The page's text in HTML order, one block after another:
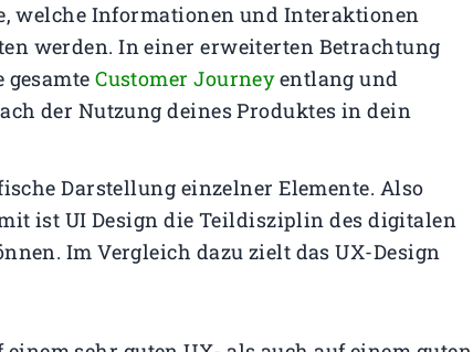
welche Informationen und Interaktionen
werden. In einer erweiterten Betrachtung
gesamteCustomer Journeyentlang und
der Nutzung deines Produktes in dein
Darstellung einzelner Elemente. Also
ist UI Design die Teildisziplin des digitalen
Im Vergleich dazu zielt das UX-Design